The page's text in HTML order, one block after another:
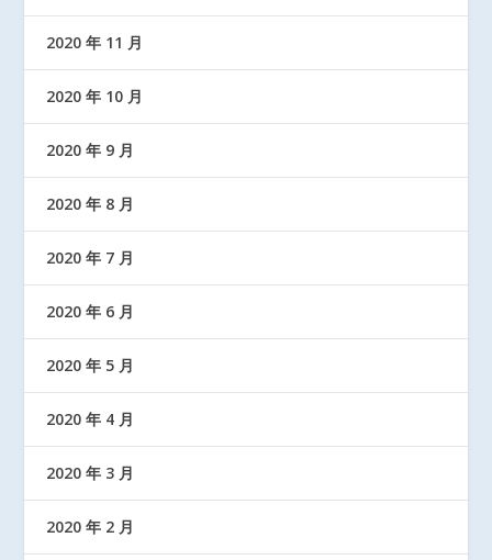
2020 年 11 月
2020 年 10 月
2020 年 9 月
2020 年 8 月
2020 年 7 月
2020 年 6 月
2020 年 5 月
2020 年 4 月
2020 年 3 月
2020 年 2 月